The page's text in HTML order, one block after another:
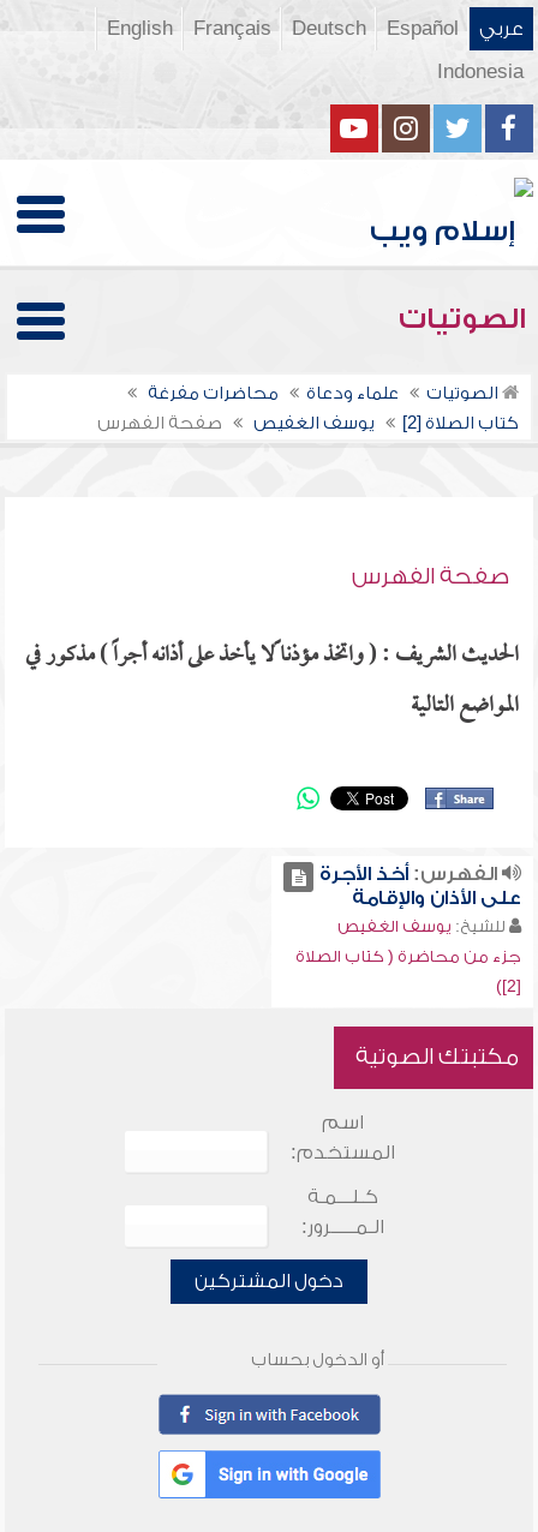
عربي Español
Deutsch
Français
English
Indonesia
الصوتيات
الصوتيات علماء ودعاة
محاضرات مفرغة
كتاب الصلاة [2]
يوسف الغفيص صفحة الفهرس
صفحة الفهرس
الحديث الشريف : ( واتخذ مؤذنا ًلا يأخذ على أذانه أجراً ) مذكور في
المواضع التالية
الفهرس:أخذ الأجرة
على الأذان والإقامة
للشيخ: يوسف الغفيص
جزء من محاضرة ( كتاب الصلاة
[2])
مكتبتك الصوتية
اسم
المستخدم:
كـلـــمـة
الـمـــــرور:
دخول المشتركين
أو الدخول بحساب